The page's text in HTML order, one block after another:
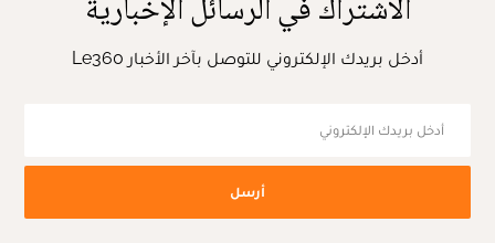
الاشتراك في الرسائل الإخبارية
أدخل بريدك الإلكتروني للتوصل بآخر الأخبار Le360
أرسل